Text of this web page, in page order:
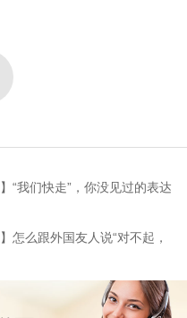
“我们快走”，你没见过的表达
怎么跟外国友人说“对不起，